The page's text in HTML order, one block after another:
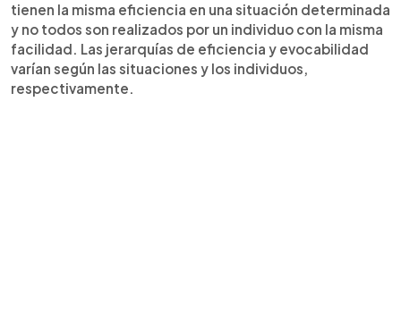
tienen la misma eficiencia en una situación determinada
y no todos son realizados por un individuo con la misma
facilidad. Las jerarquías de eficiencia y evocabilidad
varían según las situaciones y los individuos,
respectivamente.